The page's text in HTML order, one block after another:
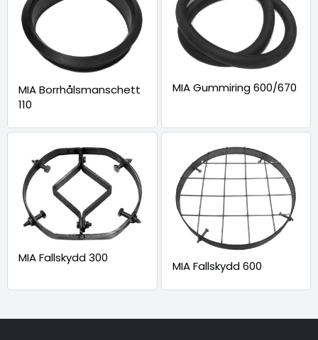
MIA Borrhålsmanschett
110
MIA Gummiring 600/670
MIA Fallskydd 300
MIA Fallskydd 600